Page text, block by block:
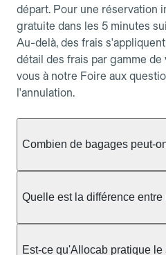
départ. Pour une réservation
gratuite dans les 5 minutes
Au-delà, des frais
détail des frais par gamme
vous à notre Foire aux
l'annulation.
Combien de bagages peut-
taxi berline accueille en
ou nombreux, précisez-le
au chauffeur" lors de la
Quelle est la différence entre
prendre en charge
Est-ce qu'Allocab pratique